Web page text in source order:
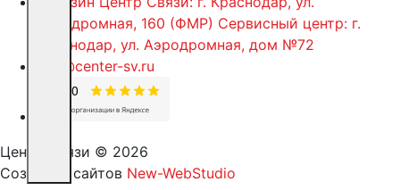
Аэродромная, 160 (ФМР) Сервисный центр: г.
Краснодар, ул. Аэродромная, дом №72
info@center-sv.ru
Центр Связи © 2026
Создание сайтов New-WebStudio